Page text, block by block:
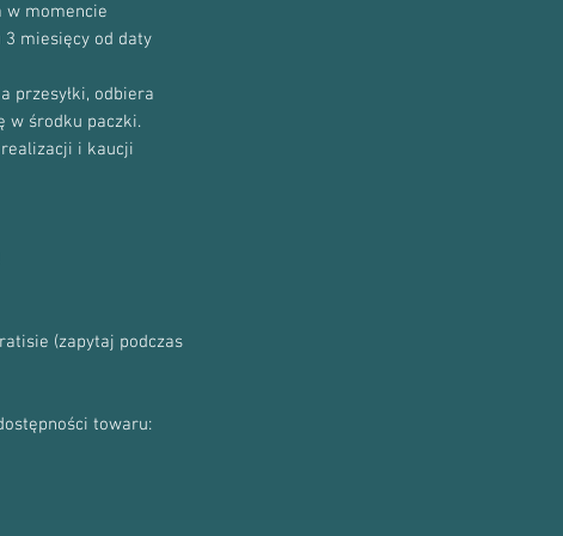
w momencie
miesięcy od daty
przesyłki, odbiera
w środku paczki.
i kaucji
(zapytaj podczas
towaru: